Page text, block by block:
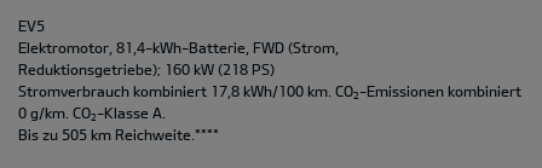
EV5
Elektromotor, 81,4-kWh-Batterie, FWD (Strom,
Reduktionsgetriebe); 160 kW (218 PS)
Stromverbrauch kombiniert 17,8 kWh/100 km. CO2 -Emissionen kombiniert
0 g/km. CO2 -Klasse A.
Bis zu 505 km Reichweite.****